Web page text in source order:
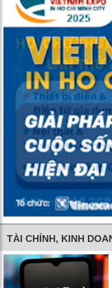
TÀI CHÍNH, KINH